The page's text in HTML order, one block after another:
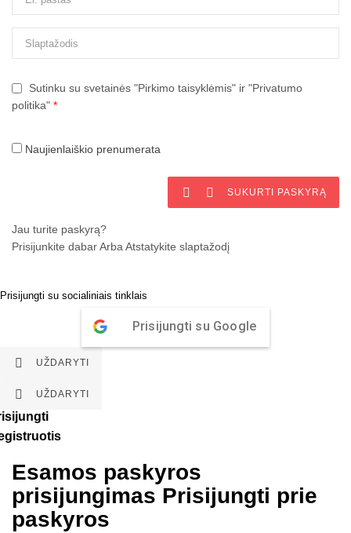
Sutinku su svetainės "Pirkimo taisyklėmis" ir "Privatumo
politika" *
Naujienlaiškio prenumerata
  SUKURTI PASKYRĄ
Jau turite paskyrą?
Prisijunkite dabarArbaAtstatykite slaptažodį
Prisijungti su socialiniais tinklais
Prisijungti su Google
 UŽDARYTI
 UŽDARYTI
Esamos paskyros
prisijungimas Prisijungti prie
paskyros